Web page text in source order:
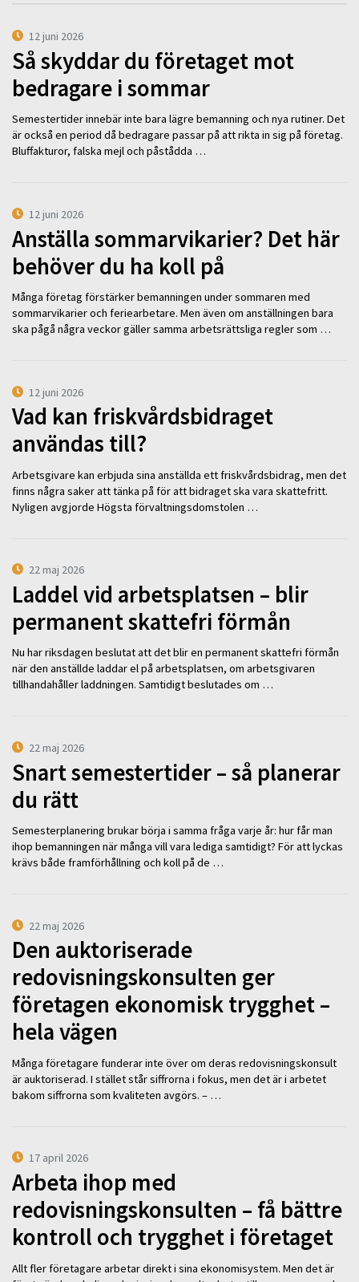
12 juni 2026
Så skyddar du företaget mot
bedragare i sommar
Semestertider innebär inte bara lägre bemanning och nya rutiner. Det
är också en period då bedragare passar på att rikta in sig på företag.
Bluffakturor, falska mejl och påstådda …
12 juni 2026
Anställa sommarvikarier? Det här
behöver du ha koll på
Många företag förstärker bemanningen under sommaren med
sommarvikarier och feriearbetare. Men även om anställningen bara
ska pågå några veckor gäller samma arbetsrättsliga regler som …
12 juni 2026
Vad kan friskvårdsbidraget
användas till?
Arbetsgivare kan erbjuda sina anställda ett friskvårdsbidrag, men det
finns några saker att tänka på för att bidraget ska vara skattefritt.
Nyligen avgjorde Högsta förvaltningsdomstolen …
22 maj 2026
Laddel vid arbetsplatsen – blir
permanent skattefri förmån
Nu har riksdagen beslutat att det blir en permanent skattefri förmån
när den anställde laddar el på arbetsplatsen, om arbetsgivaren
tillhandahåller laddningen. Samtidigt beslutades om …
22 maj 2026
Snart semestertider – så planerar
du rätt
Semesterplanering brukar börja i samma fråga varje år: hur får man
ihop bemanningen när många vill vara lediga samtidigt? För att lyckas
krävs både framförhållning och koll på de …
22 maj 2026
Den auktoriserade
redovisningskonsulten ger
företagen ekonomisk trygghet –
hela vägen
Många företagare funderar inte över om deras redovisningskonsult
är auktoriserad. I stället står siffrorna i fokus, men det är i arbetet
bakom siffrorna som kvaliteten avgörs. – …
17 april 2026
Arbeta ihop med
redovisningskonsulten – få bättre
kontroll och trygghet i företaget
Allt fler företagare arbetar direkt i sina ekonomisystem. Men det är